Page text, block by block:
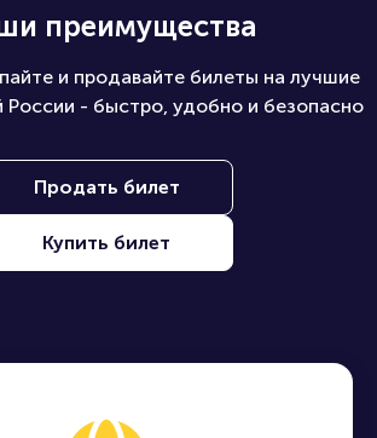
преимущества
и продавайте билеты на лучшие
России - быстро, удобно и безопасно
Продать билет
Купить билет